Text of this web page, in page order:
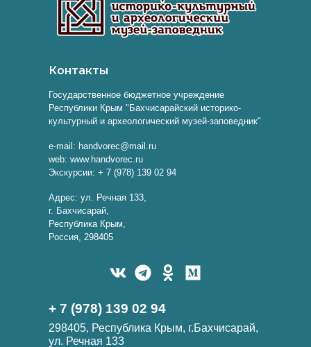
Контакты
Государственное бюджетное учреждение
Республики Крым "Бахчисарайский историко-
культурный и археологический музей-заповедник"
e-mail: handvorec@mail.ru
web: www.handvorec.ru
Экскурсии: + 7 (978) 139 02 94
Адрес: ул. Речная 133,
г. Бахчисарай,
Республика Крым,
Россия, 298405
+ 7 (978) 139 02 94
298405, Республика Крым, г.Бахчисарай,
ул. Речная 133